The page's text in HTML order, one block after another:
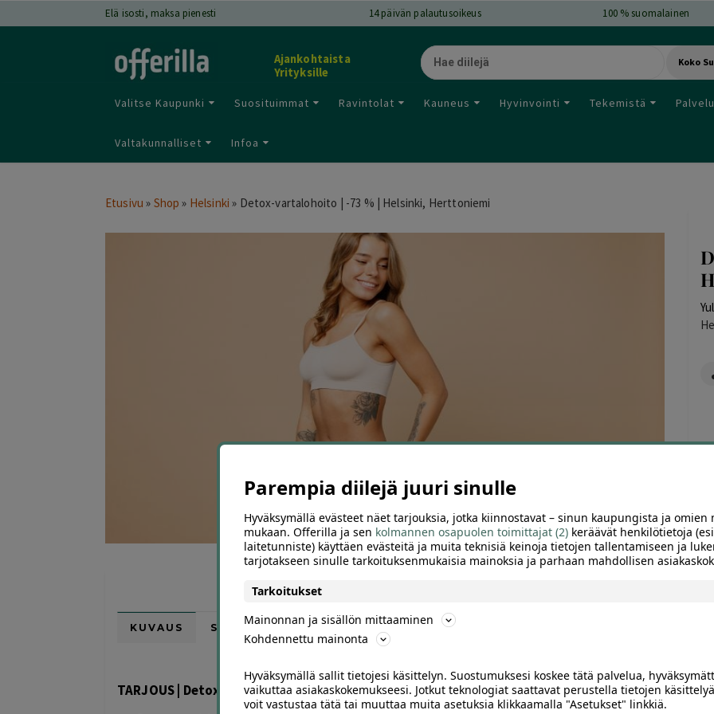
Elä isosti, maksa pienesti 14päivän palautusoikeus 100 % suomalainen
Ajankohtaista
Yrityksille
Koko
Valitse Kaupunki Suosituimmat Ravintolat Kauneus Hyvinvointi Tekemistä
Valtakunnalliset Infoa
Etusivu » Shop » Helsinki » Detox-vartalohoito | -73 % | Helsinki, Herttoniemi
KUVAUS SIJAINTI KARTALLA ARVIOT (0)
TARJOUS | Detox-vartalohoito | Helsinki, Herttoniemi
Parempia diilejä juuri sinulle
Hyväksymällä evästeet näet tarjouksia, jotka kiinnostavat – sinun kaupungista ja omien
mukaan. Offerilla ja sen kolmannen osapuolen toimittajat (2) keräävät henkilötietoja
laitetunniste) käyttäen evästeitä ja muita teknisiä keinoja tietojen tallentamiseen ja
tarjotakseen sinulle tarkoituksenmukaisia mainoksia ja parhaan mahdollisen
Tarkoitukset
Mainonnan ja sisällön mittaaminen
Kohdennettu mainonta
Hyväksymällä sallit tietojesi käsittelyn. Suostumuksesi koskee tätä palvelua,
vaikuttaa asiakaskokemukseesi. Jotkut teknologiat saattavat perustella tietojen
voit vastustaa tätä tai muuttaa muita asetuksia klikkaamalla "Asetukset" linkkiä.